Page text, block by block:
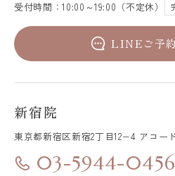
受付時間：10:00～19:00（不定休）
LINEご予
新宿院
東京都新宿区新宿2丁目12−4 アコー
03-5944-0456